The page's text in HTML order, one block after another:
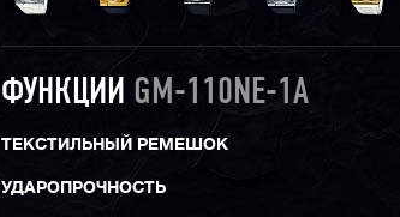
ФУНКЦИИ GM-110NE-1A
ТЕКСТИЛЬНЫЙ РЕМЕШОК
УДАРОПРОЧНОСТЬ